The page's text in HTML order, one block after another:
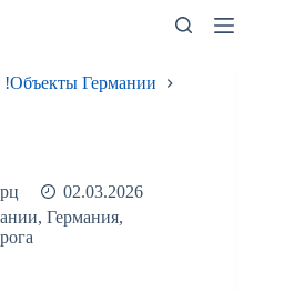
!Объекты Германии
02.03.2026
, Германия,